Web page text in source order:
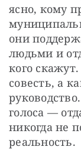
ясно, кому
они
людьми и
кого
совесть, а
голоса —
никогда не
реальность.